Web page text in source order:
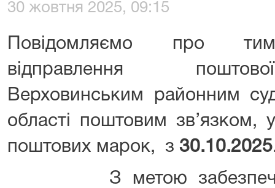
30 жовтня 2025, 09:15
Повідомляємо про
відправлення
Верховинським районним
області поштовим зв’язком,
поштових марок, з 30.10.2025
З метою